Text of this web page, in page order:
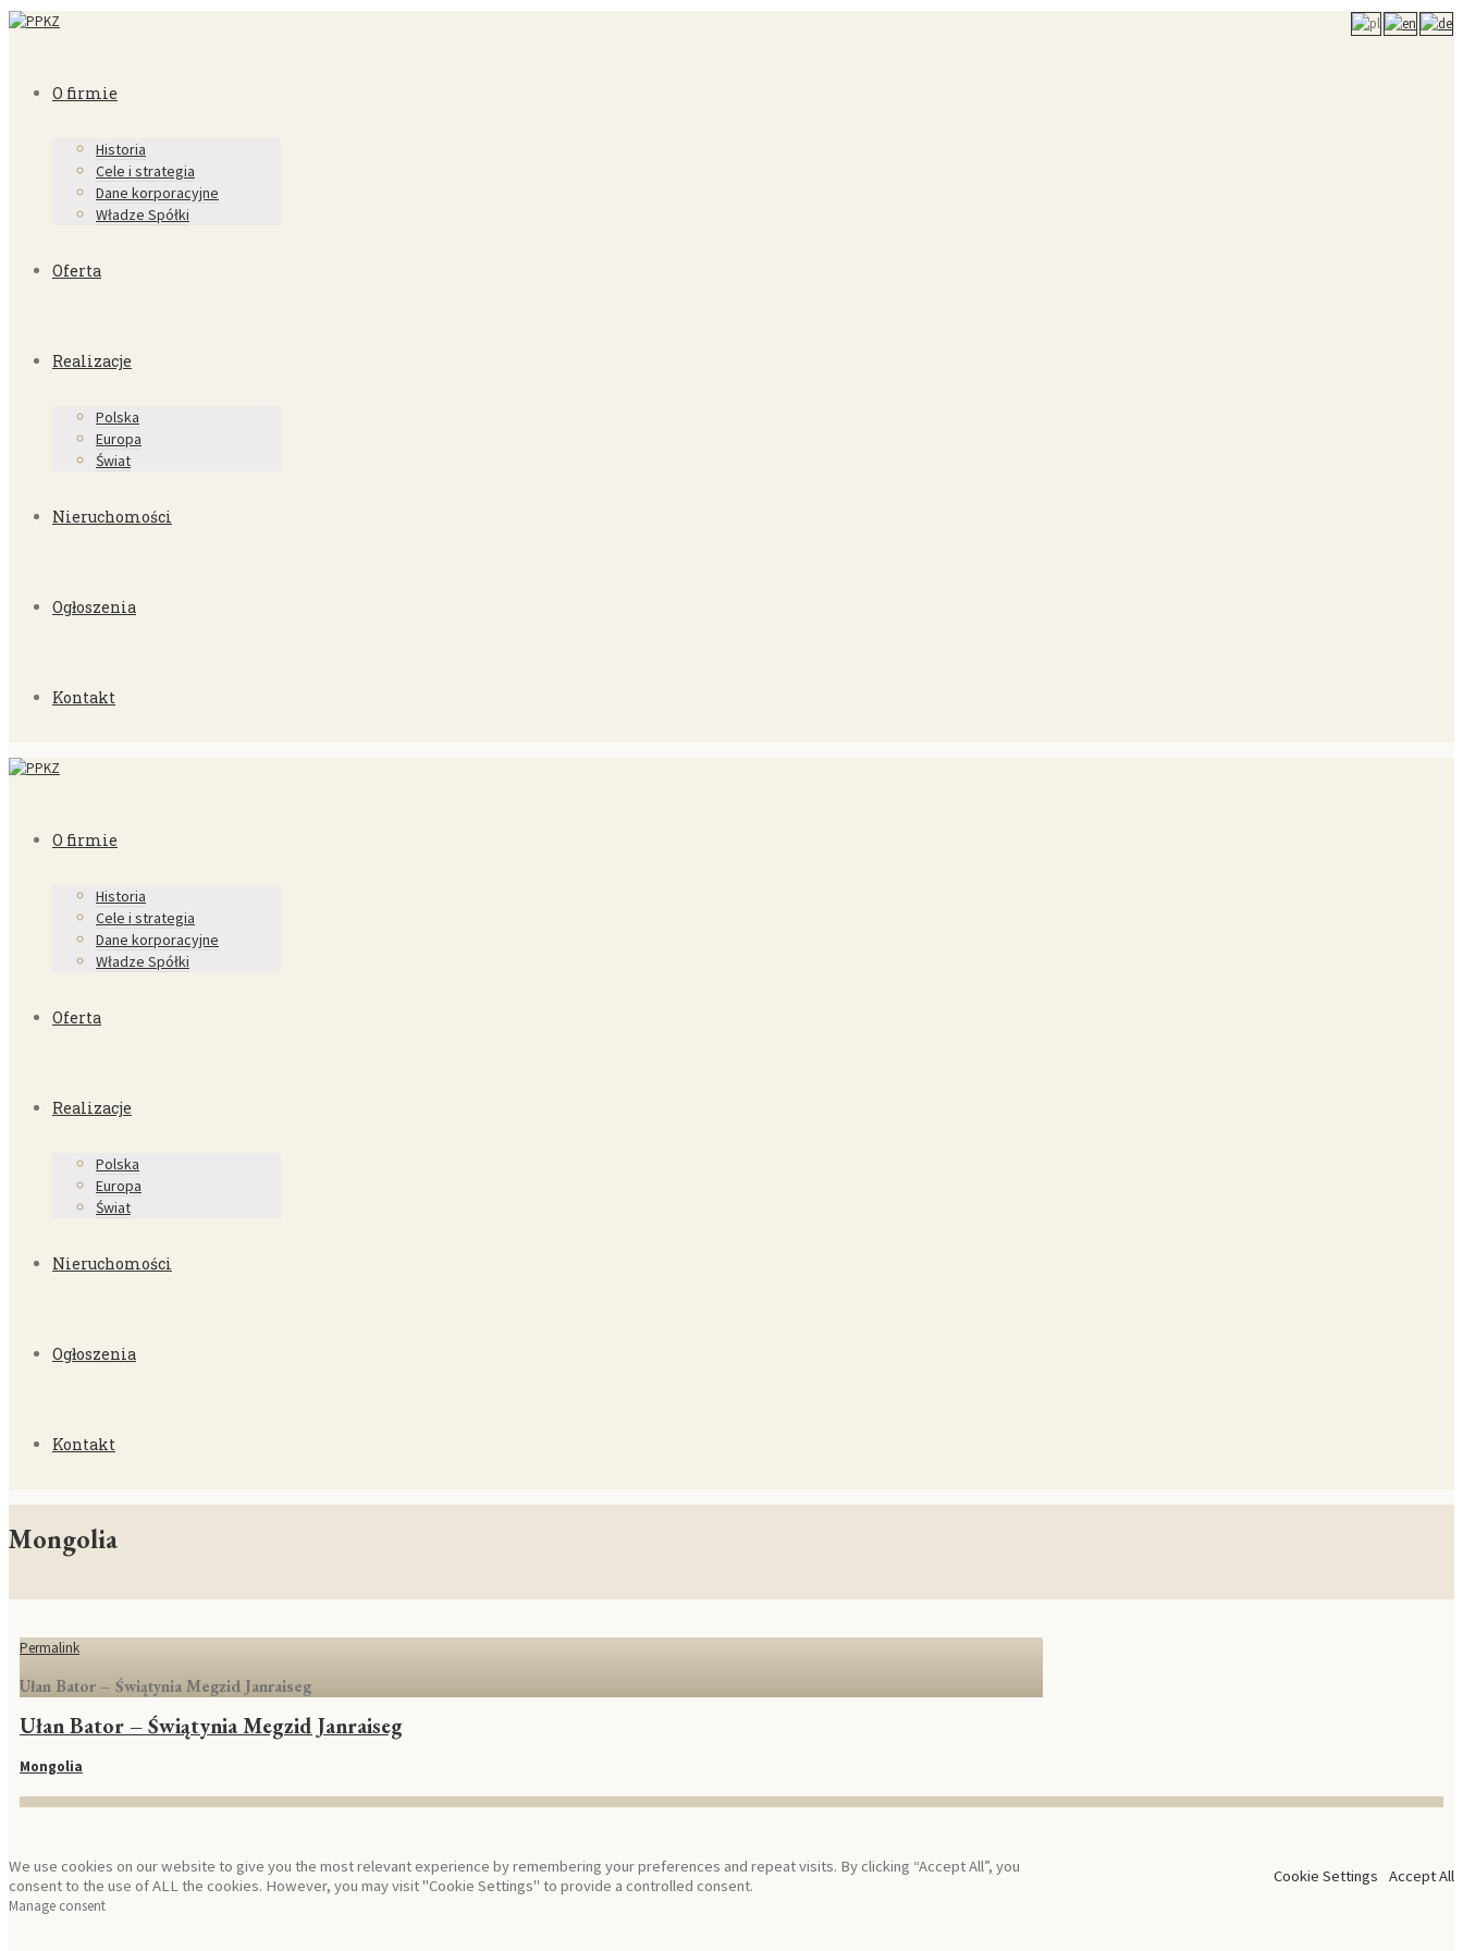
O firmie
Historia
Cele i strategia
Dane korporacyjne
Władze Spółki
Oferta
Realizacje
Polska
Europa
Świat
Nieruchomości
Ogłoszenia
Kontakt
O firmie
Historia
Cele i strategia
Dane korporacyjne
Władze Spółki
Oferta
Realizacje
Polska
Europa
Świat
Nieruchomości
Ogłoszenia
Kontakt
Mongolia
Permalink
Ułan Bator – Świątynia Megzid Janraiseg
Ułan Bator – Świątynia Megzid Janraiseg
Mongolia
We use cookies on our website to give you the most relevant experience by remembering your preferences and repeat visits. By clicking “Accept All”, you
consent to the use of ALL the cookies. However, you may visit "Cookie Settings" to provide a controlled consent.
Cookie Settings Accept All
Manage consent